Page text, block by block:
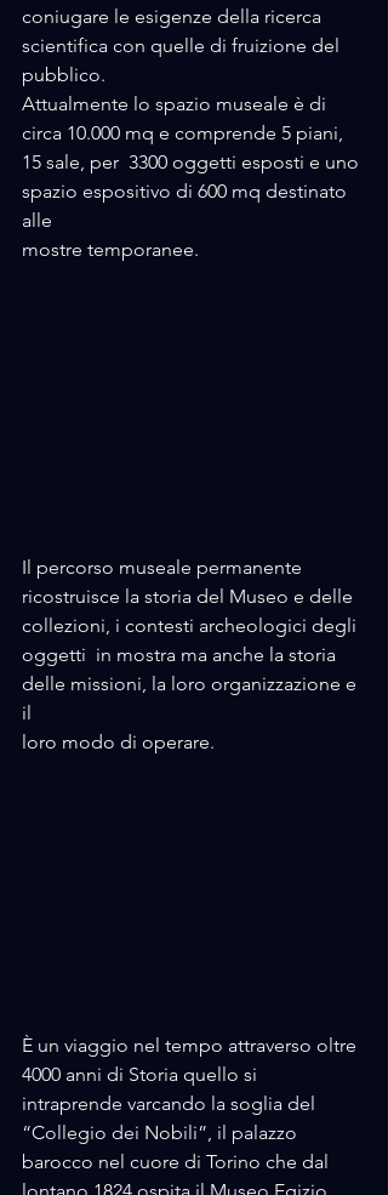
coniugare le esigenze della ricerca
scientifica con quelle di fruizione del
pubblico.
Attualmente lo spazio museale è di
circa 10.000 mq e comprende 5 piani,
15 sale, per  3300 oggetti esposti e uno
spazio espositivo di 600 mq destinato
alle
mostre temporanee.
Il percorso museale permanente
ricostruisce la storia del Museo e delle
collezioni, i contesti archeologici degli
oggetti  in mostra ma anche la storia
delle missioni, la loro organizzazione e
il
loro modo di operare.
È un viaggio nel tempo attraverso oltre
4000 anni di Storia quello si
intraprende varcando la soglia del
“Collegio dei Nobili”, il palazzo
barocco nel cuore di Torino che dal